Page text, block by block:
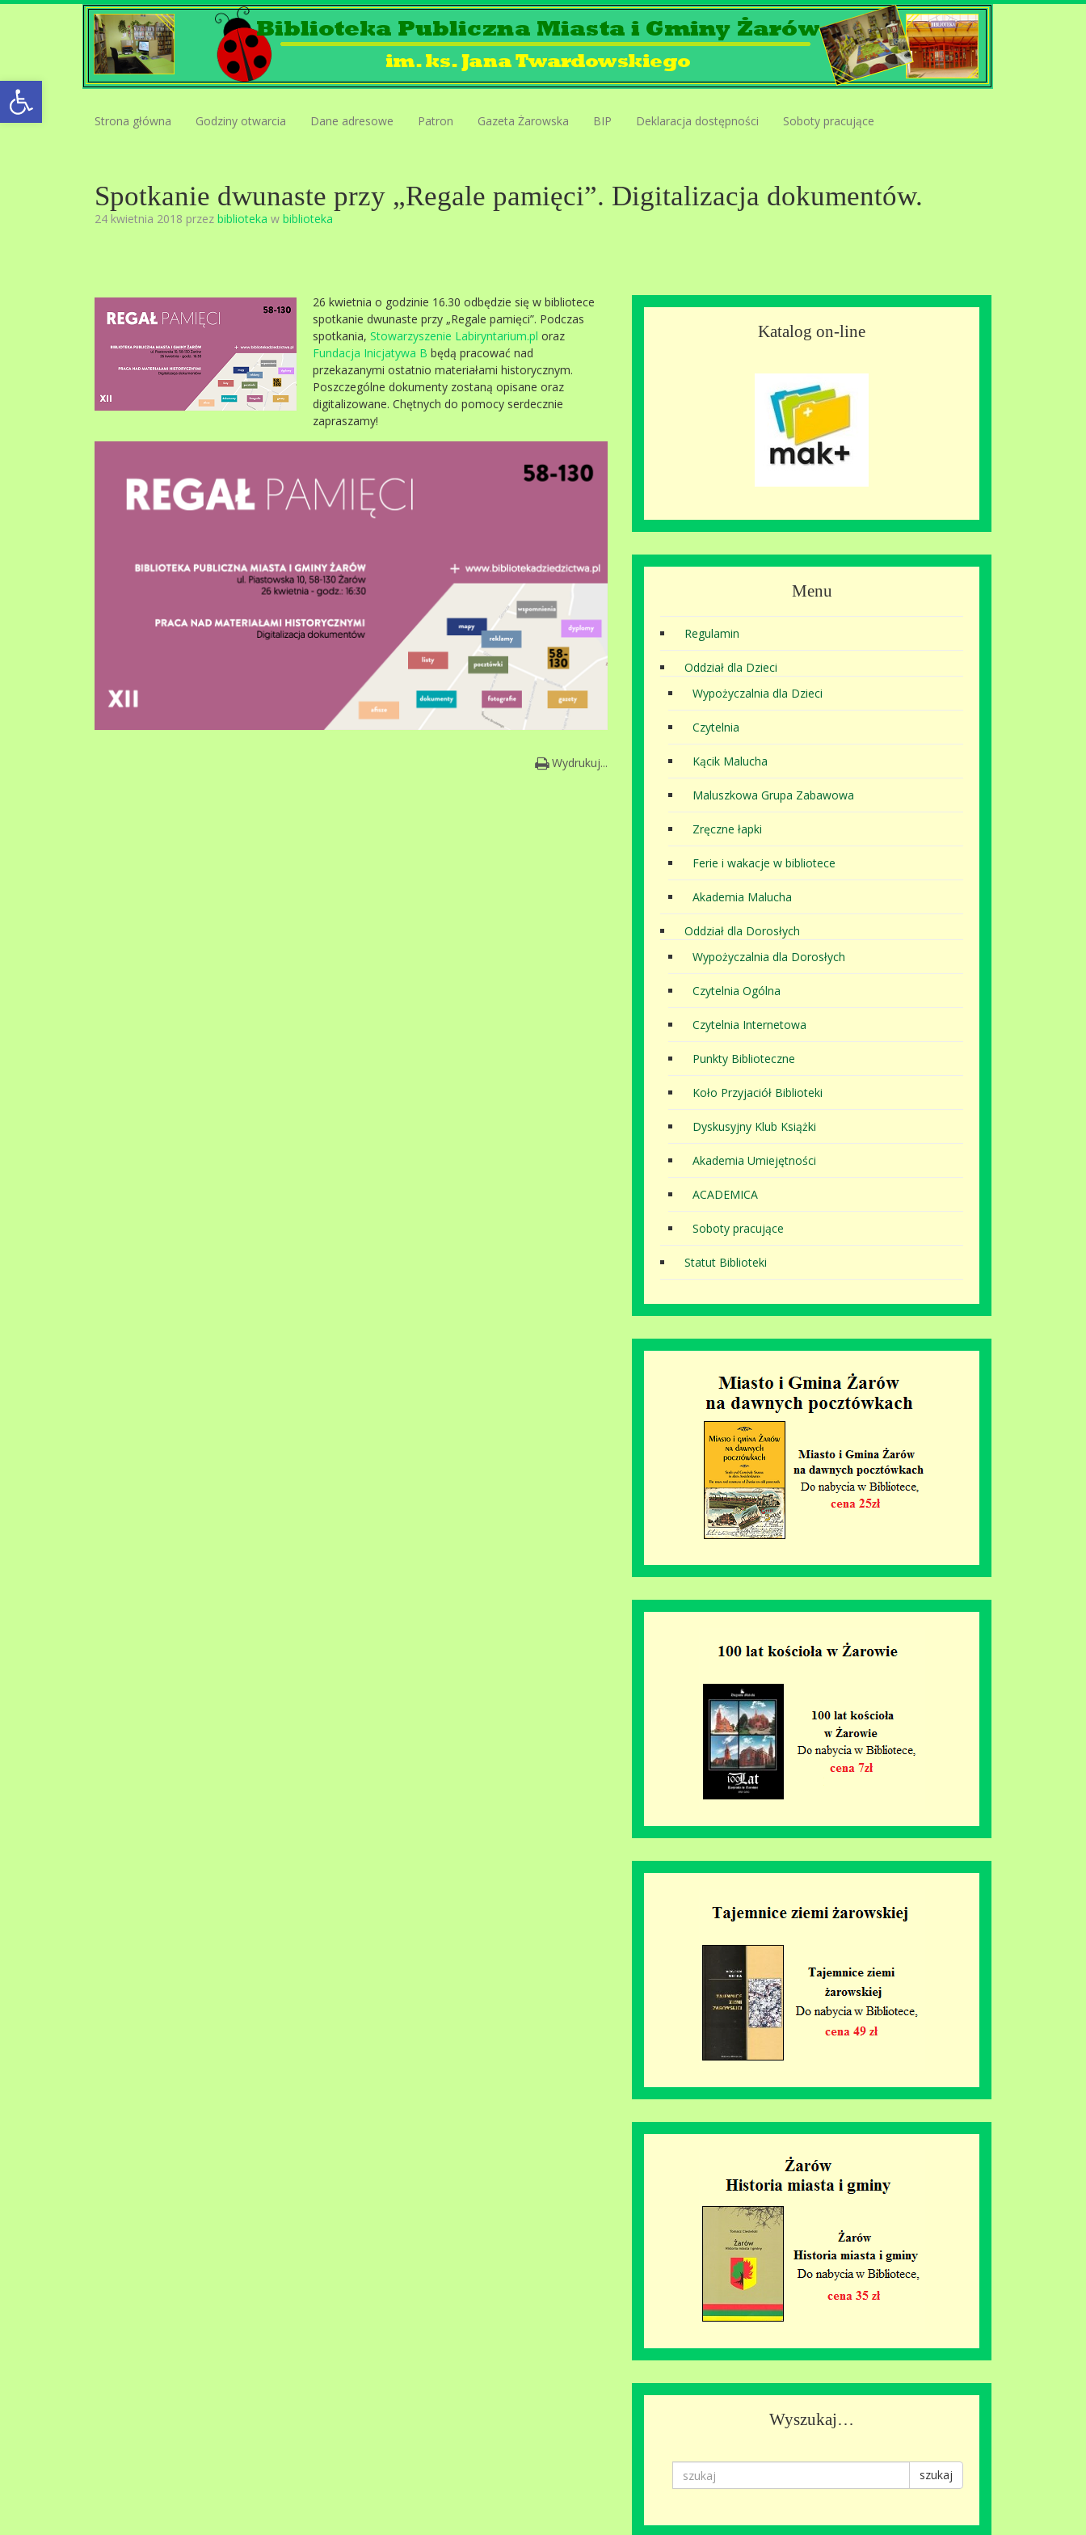
Open toolbar
Strona główna Godziny otwarcia Dane adresowe Patron Gazeta Żarowska BIP Deklaracja dostępności Soboty pracujące
Spotkanie dwunaste przy „Regale pamięci”. Digitalizacja dokumentów.
24 kwietnia 2018 przez biblioteka w biblioteka
26 kwietnia o godzinie 16.30 odbędzie się w bibliotece
spotkanie dwunaste przy „Regale pamięci”. Podczas
spotkania, Stowarzyszenie Labiryntarium.pl oraz
Fundacja Inicjatywa B będą pracować nad
przekazanymi ostatnio materiałami historycznym.
Poszczególne dokumenty zostaną opisane oraz
digitalizowane. Chętnych do pomocy serdecznie
zapraszamy!
Wydrukuj...
Katalog on-line
Menu
Regulamin
Oddział dla Dzieci
Wypożyczalnia dla Dzieci
Czytelnia
Kącik Malucha
Maluszkowa Grupa Zabawowa
Zręczne łapki
Ferie i wakacje w bibliotece
Akademia Malucha
Oddział dla Dorosłych
Wypożyczalnia dla Dorosłych
Czytelnia Ogólna
Czytelnia Internetowa
Punkty Biblioteczne
Koło Przyjaciół Biblioteki
Dyskusyjny Klub Książki
Akademia Umiejętności
ACADEMICA
Soboty pracujące
Statut Biblioteki
Wyszukaj…
szukaj